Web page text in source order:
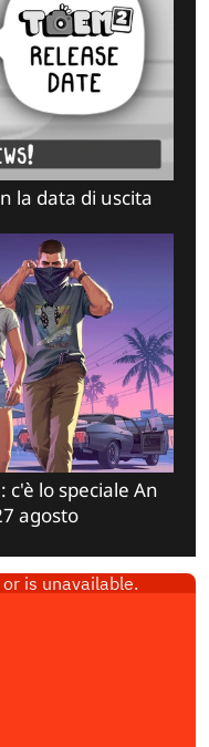
la data di uscita
c'è lo speciale An
agosto